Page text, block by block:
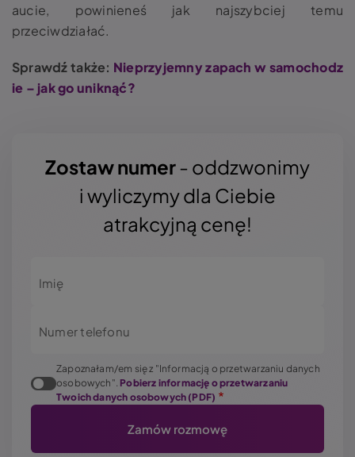
aucie, powinieneś jak najszybciej temu
przeciwdziałać.
Sprawdź także: Nieprzyjemny zapach w samochodz
ie – jak go uniknąć?
Zostaw numer- oddzwonimy
i wyliczymy dla Ciebie
atrakcyjną cenę!
Imię
Numer telefonu
Zapoznałam/em się z "Informacją o przetwarzaniu danych
osobowych". Pobierz informację o przetwarzaniu
Twoich danych osobowych (PDF)